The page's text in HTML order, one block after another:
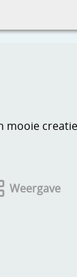
mooie
Weergave